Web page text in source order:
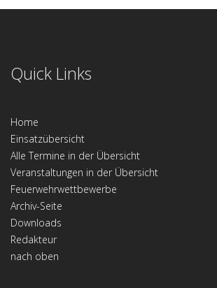
Quick Links
Home
Einsatzübersicht
Alle Termine in der Übersicht
Veranstaltungen in der Übersicht
Feuerwehrwettbewerbe
Archiv-Seite
Downloads
Redakteur
nach oben